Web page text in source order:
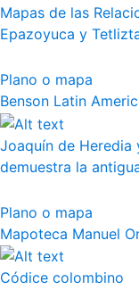
Mapas de las
Epazoyuca y
Plano o mapa
Benson Latin
Joaquín de Heredia
demuestra la
Plano o mapa
Mapoteca Manuel
Códice colombino